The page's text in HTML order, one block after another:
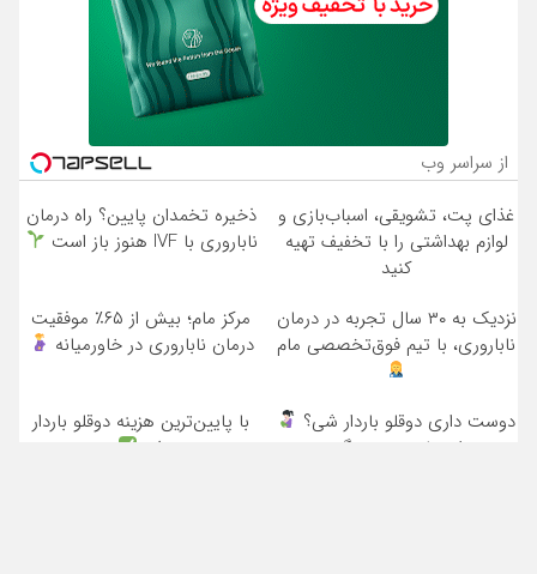
از سراسر وب
غذای پت، تشویقی، اسباب‌بازی و
لوازم بهداشتی را با تخفیف تهیه
کنید
ذخیره تخمدان پایین؟ راه درمان
ناباروری با IVF هنوز باز است
نزدیک به ۳۰ سال تجربه در درمان
ناباروری، با تیم فوق‌تخصصی مام
مرکز مام؛ بیش از ۶۵٪ موفقیت
درمان ناباروری در خاورمیانه
دوست داری دوقلو باردار شی؟
از «مام» نوبت بگیر
با پایین‌ترین هزینه دوقلو باردار
شو